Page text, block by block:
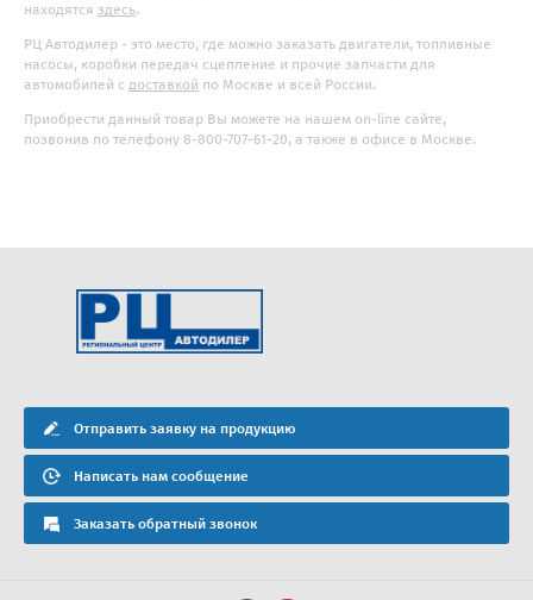
находятся здесь.
РЦ Автодилер - это место, где можно заказать двигатели, топливные
насосы, коробки передач сцепление и прочие запчасти для
автомобилей с доставкой по Москве и всей России.
Приобрести данный товар Вы можете на нашем on-line сайте,
позвонив по телефону 8-800-707-61-20, а также в офисе в Москве.
Отправить заявку на продукцию
Написать нам сообщение
Заказать обратный звонок